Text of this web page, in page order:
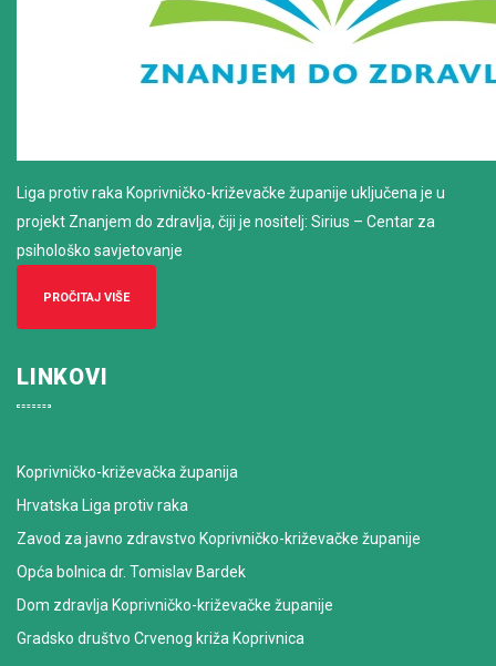
Liga protiv raka Koprivničko-križevačke županije uključena je u
projekt Znanjem do zdravlja, čiji je nositelj: Sirius – Centar za
psihološko savjetovanje
PROČITAJ VIŠE
LINKOVI
Koprivničko-križevačka županija
Hrvatska Liga protiv raka
Zavod za javno zdravstvo Koprivničko-križevačke županije
Opća bolnica dr. Tomislav Bardek
Dom zdravlja Koprivničko-križevačke županije
Gradsko društvo Crvenog križa Koprivnica